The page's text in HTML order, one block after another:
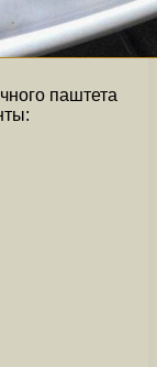
паштета